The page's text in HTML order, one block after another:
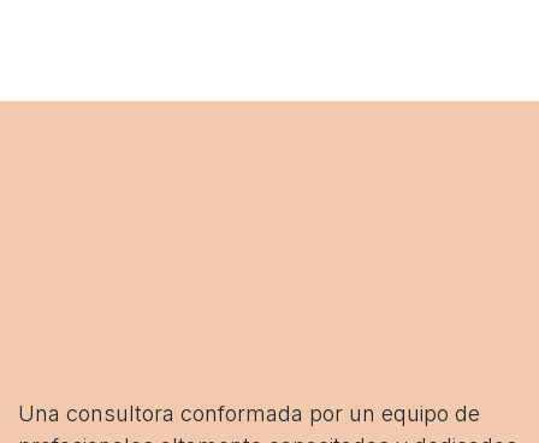
Una consultora conformada por un equipo de